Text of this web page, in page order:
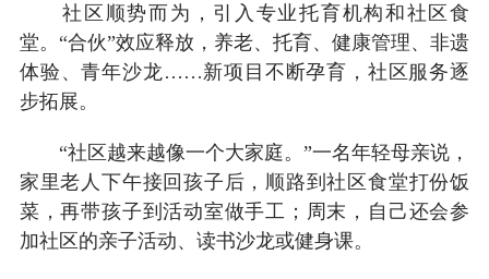
社区顺势而为，引入专业托育机构和社区食
堂。“合伙”效应释放，养老、托育、健康管理、非遗
体验、青年沙龙……新项目不断孕育，社区服务逐
步拓展。
“社区越来越像一个大家庭。”一名年轻母亲说，
家里老人下午接回孩子后，顺路到社区食堂打份饭
菜，再带孩子到活动室做手工；周末，自己还会参
加社区的亲子活动、读书沙龙或健身课。